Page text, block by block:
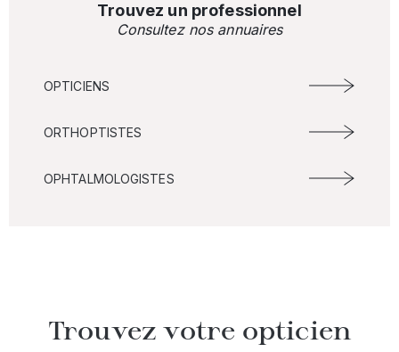
Trouvez un professionnel
Consultez nos annuaires
OPTICIENS
ORTHOPTISTES
OPHTALMOLOGISTES
Trouvez votre opticien